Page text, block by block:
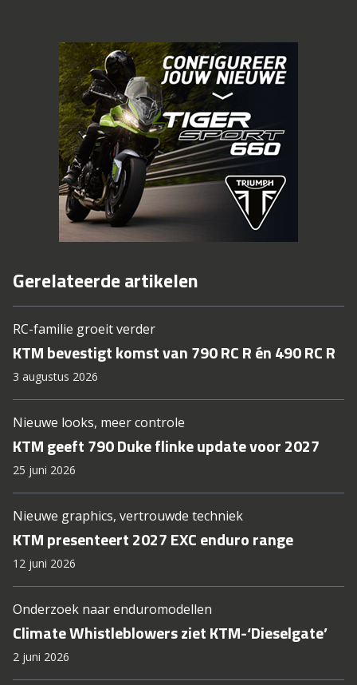
Gerelateerde artikelen
RC-familie groeit verder
KTM bevestigt komst van 790 RC R én 490 RC R
3 augustus 2026
Nieuwe looks, meer controle
KTM geeft 790 Duke flinke update voor 2027
25 juni 2026
Nieuwe graphics, vertrouwde techniek
KTM presenteert 2027 EXC enduro range
12 juni 2026
Onderzoek naar enduromodellen
Climate Whistleblowers ziet KTM-‘Dieselgate’
2 juni 2026